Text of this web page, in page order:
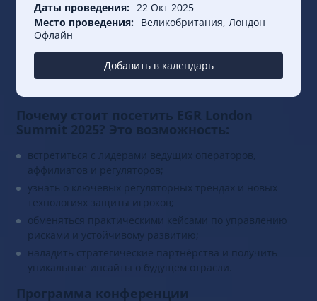
Даты проведения: 22 Окт 2025
Место проведения: Великобритания, Лондон
Офлайн
Добавить в календарь
Почему стоит посетить EGR London
Summit 2025? Это возможность:
встретиться с лидерами ведущих операторов,
аффилиатов и регуляторов;
узнать о ключевых регуляторных трендах и новых
технологиях защиты игроков;
обменяться практическими кейсами по управлению
рисками и устойчивому развитию;
наладить стратегические партнёрства и получить
уникальные инсайты о будущем отрасли.
Программа конференции